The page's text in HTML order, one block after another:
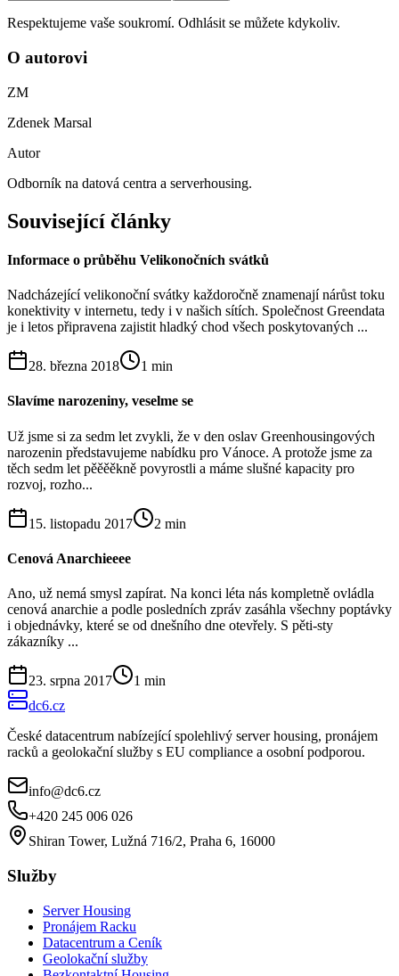
Respektujeme vaše soukromí. Odhlásit se můžete kdykoliv.
O autorovi
ZM
Zdenek Marsal
Autor
Odborník na datová centra a serverhousing.
Související články
Informace o průběhu Velikonočních svátků
Nadcházející velikonoční svátky každoročně znamenají nárůst toku
konektivity v internetu, tedy i v našich sítích. Společnost Greendata
je i letos připravena zajistit hladký chod všech poskytovaných ...
28. března 2018 1 min
Slavíme narozeniny, veselme se
Už jsme si za sedm let zvykli, že v den oslav Greenhousingových
narozenin představujeme nabídku pro Vánoce. A protože jsme za
těch sedm let pěěěěkně povyrostli a máme slušné kapacity pro
rozvoj, rozho...
15. listopadu 2017 2 min
Cenová Anarchieeee
Ano, už nemá smysl zapírat. Na konci léta nás kompletně ovládla
cenová anarchie a podle posledních zpráv zasáhla všechny poptávky
i objednávky, které se od dnešního dne otevřely. S pěti-sty
zákazníky ...
23. srpna 2017 1 min
dc6.cz
České datacentrum nabízející spolehlivý server housing, pronájem
racků a geolokační služby s EU compliance a osobní podporou.
info@dc6.cz
+420 245 006 026
Shiran Tower, Lužná 716/2, Praha 6, 16000
Služby
Server Housing
Pronájem Racku
Datacentrum a Ceník
Geolokační služby